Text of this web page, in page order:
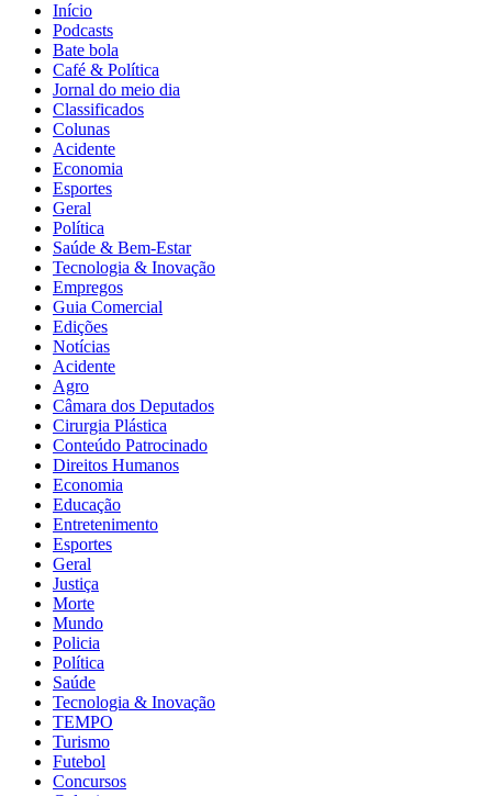
Início
Podcasts
Bate bola
Café & Política
Jornal do meio dia
Classificados
Colunas
Acidente
Economia
Esportes
Geral
Política
Saúde & Bem-Estar
Tecnologia & Inovação
Empregos
Guia Comercial
Edições
Notícias
Acidente
Agro
Câmara dos Deputados
Cirurgia Plástica
Conteúdo Patrocinado
Direitos Humanos
Economia
Educação
Entretenimento
Esportes
Geral
Justiça
Morte
Mundo
Policia
Política
Saúde
Tecnologia & Inovação
TEMPO
Turismo
Futebol
Concursos